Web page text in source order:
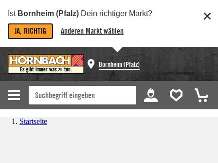
Ist Bornheim (Pfalz) Dein richtiger Markt?
JA, RICHTIG Anderen Markt wählen
Bornheim (Pfalz)
Startseite